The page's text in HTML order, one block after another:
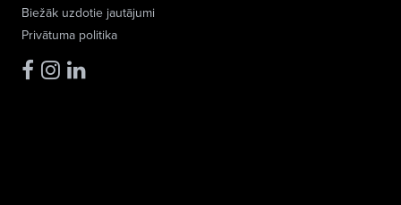
Biežāk uzdotie jautājumi
Privātuma politika